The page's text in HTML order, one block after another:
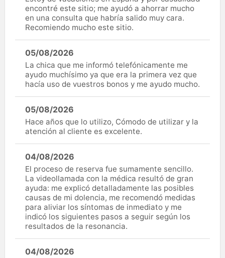
encontré este sitio; me ayudó a ahorrar mucho
en una consulta que habría salido muy cara.
Recomiendo mucho este sitio.
05/08/2026
La chica que me informó telefónicamente me
ayudo muchísimo ya que era la primera vez que
hacía uso de vuestros bonos y me ayudo mucho.
05/08/2026
Hace años que lo utilizo, Cómodo de utilizar y la
atención al cliente es excelente.
04/08/2026
El proceso de reserva fue sumamente sencillo.
La videollamada con la médica resultó de gran
ayuda: me explicó detalladamente las posibles
causas de mi dolencia, me recomendó medidas
para aliviar los síntomas de inmediato y me
indicó los siguientes pasos a seguir según los
resultados de la resonancia.
04/08/2026